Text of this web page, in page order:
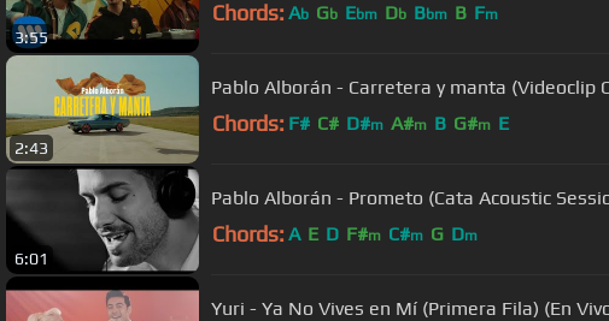
3:55
Chords: Ab Gb Ebm Db Bbm B Fm
2:43
Pablo Alborán - Carretera y manta (Videoclip
Chords: F# C# D#m A#m B G#m E
6:01
Pablo Alborán - Prometo (Cata Acoustic
Chords: A E D F#m C#m G Dm
Yuri - Ya No Vives en Mí (Primera Fila) (En